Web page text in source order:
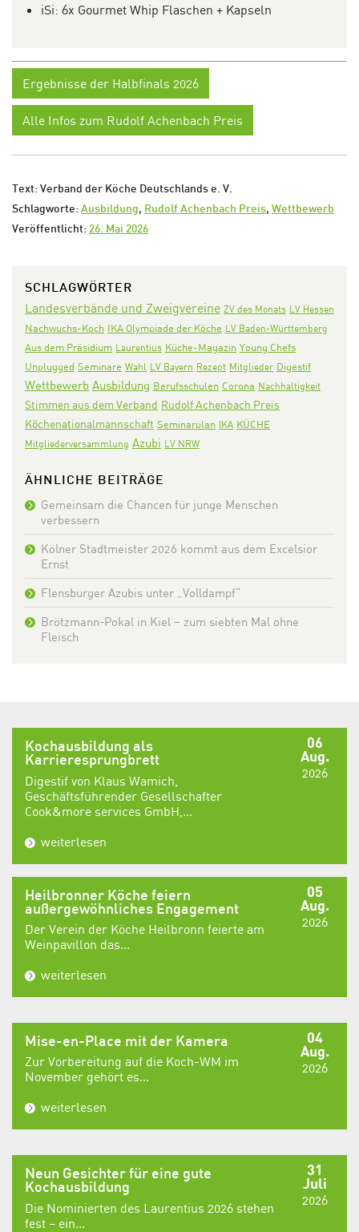
iSi: 6x Gourmet Whip Flaschen + Kapseln
Ergebnisse der Halbfinals 2026
Alle Infos zum Rudolf Achenbach Preis
Text: Verband der Köche Deutschlands e. V.
Schlagworte: Ausbildung, Rudolf Achenbach Preis, Wettbewerb
Veröffentlicht: 26. Mai 2026
SCHLAGWÖRTER
Landesverbände und Zweigvereine ZV des Monats LV Hessen
Nachwuchs-Koch IKA Olympiade der Köche LV Baden-Württemberg
Aus dem Präsidium Laurentius Küche-Magazin Young Chefs
Unplugged Seminare Wahl LV Bayern Rezept Mitglieder Digestif
Wettbewerb Ausbildung Berufsschulen Corona Nachhaltigkeit
Stimmen aus dem Verband Rudolf Achenbach Preis
Köchenationalmannschaft Seminarplan IKA KÜCHE
Mitgliederversammlung Azubi LV NRW
ÄHNLICHE BEITRÄGE
Gemeinsam die Chancen für junge Menschen
verbessern
Kölner Stadtmeister 2026 kommt aus dem Excelsior
Ernst
Flensburger Azubis unter „Volldampf“
Brötzmann-Pokal in Kiel – zum siebten Mal ohne
Fleisch
06
Aug.
2026
Kochausbildung als
Karrieresprungbrett
Digestif von Klaus Wamich,
Geschäftsführender Gesellschafter
Cook&more services GmbH,...
weiterlesen
05
Aug.
2026
Heilbronner Köche feiern
außergewöhnliches Engagement
Der Verein der Köche Heilbronn feierte am
Weinpavillon das...
weiterlesen
04
Aug.
2026
Mise-en-Place mit der Kamera
Zur Vorbereitung auf die Koch-WM im
November gehört es...
weiterlesen
31
Juli
2026
Neun Gesichter für eine gute
Kochausbildung
Die Nominierten des Laurentius 2026 stehen
fest – ein...